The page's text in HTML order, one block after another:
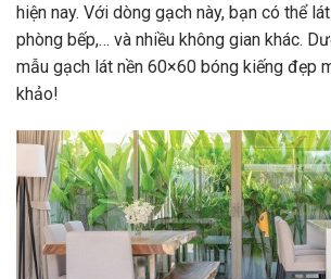
hiện nay. Với dòng gạch này, bạn có thể
phòng bếp,… và nhiều không gian khác.
mẫu gạch lát nền 60×60 bóng kiếng đẹp
khảo!